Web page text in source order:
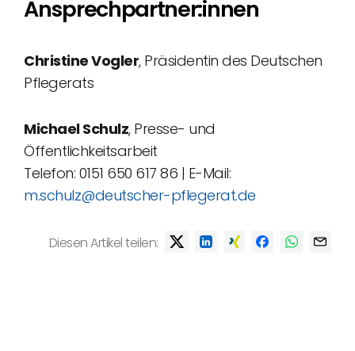
Ansprechpartner:innen
Christine Vogler, Präsidentin des Deutschen
Pflegerats
Michael Schulz, Presse- und
Öffentlichkeitsarbeit
Telefon: 0151 650 617 86 | E-Mail:
m.schulz@deutscher-pflegerat.de
Diesen Artikel teilen: